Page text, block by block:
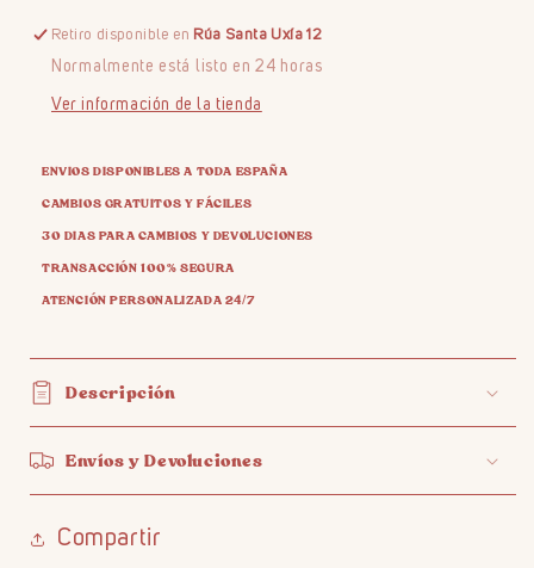
Retiro disponible en Rúa Santa Uxía 12
Normalmente está listo en 24 horas
Ver información de la tienda
ENVIOS DISPONIBLES A TODA ESPAÑA
CAMBIOS GRATUITOS Y FÁCILES
30 DIAS PARA CAMBIOS Y DEVOLUCIONES
TRANSACCIÓN 100% SEGURA
ATENCIÓN PERSONALIZADA 24/7
Descripción
Envíos y Devoluciones
Compartir